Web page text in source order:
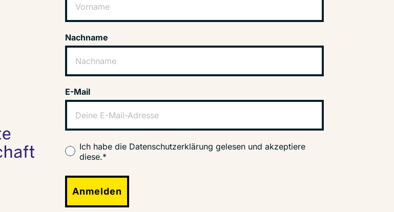
Nachname
E-Mail
Ich habe die Datenschutzerklärung gelesen und akzeptiere
diese.*
Anmelden